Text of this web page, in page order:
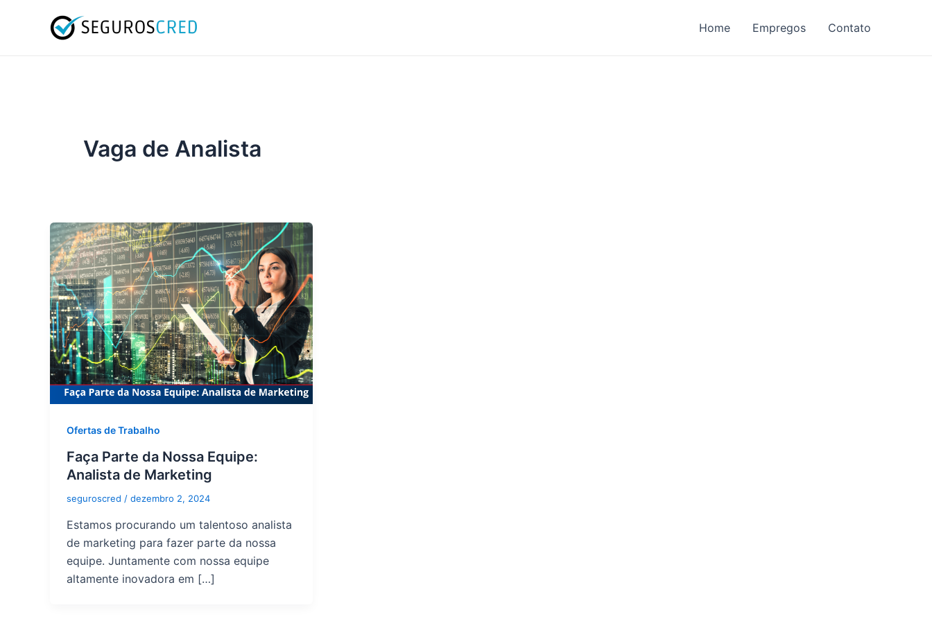
Home Empregos Contato
Vaga de Analista
Ofertas de Trabalho
Faça Parte da Nossa Equipe:
Analista de Marketing
seguroscred / dezembro 2, 2024
Estamos procurando um talentoso analista
de marketing para fazer parte da nossa
equipe. Juntamente com nossa equipe
altamente inovadora em […]